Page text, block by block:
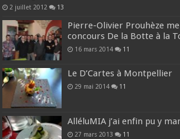
2 juillet 2012 13
Pierre-Olivier Prouhèze
concours De la Botte à la
16 mars 2014 11
Le D’Cartes à Montpellier
29 mai 2014 11
AlléluMIA j’ai enfin pu y
27 mars 2013 11